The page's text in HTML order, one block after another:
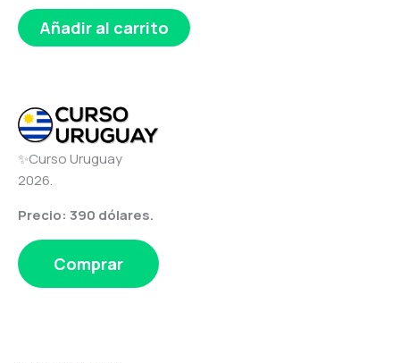
Añadir al carrito
✨Curso Uruguay
2026.
Precio: 390 dólares.
Comprar